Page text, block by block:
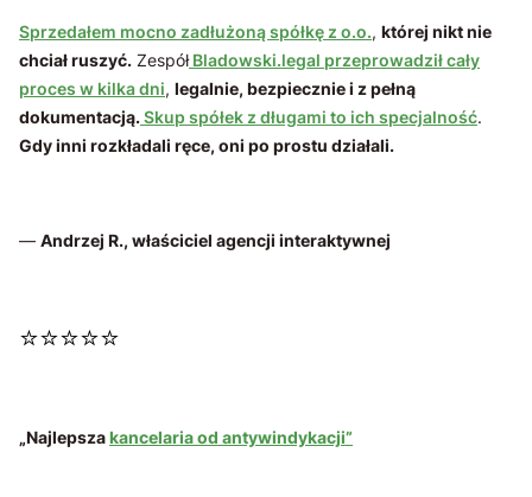
Sprzedałem mocno zadłużoną spółkę z o.o., której nikt nie
chciał ruszyć. ZespółBladowski.legal przeprowadził cały
proces w kilka dni, legalnie, bezpiecznie i z pełną
dokumentacją.Skup spółek z długami to ich specjalność.
Gdy inni rozkładali ręce, oni po prostu działali.
— Andrzej R., właściciel agencji interaktywnej
⭐⭐⭐⭐⭐
„Najlepszakancelaria od antywindykacji”